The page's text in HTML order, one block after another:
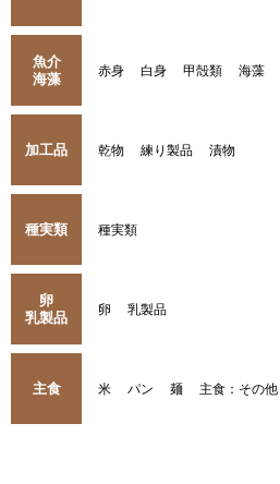
魚介
海藻
赤身 白身 甲殻類 海藻
加工品 乾物 練り製品 漬物
種実類 種実類
卵
乳製品
卵 乳製品
主食 米 パン 麺 主食：その他